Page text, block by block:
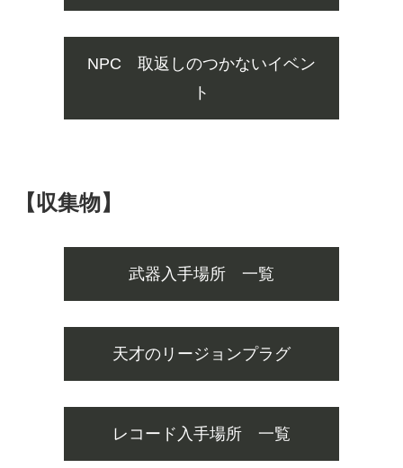
NPC 取返しのつかないイベン
ト
【収集物】
武器入手場所 一覧
天才のリージョンプラグ
レコード入手場所 一覧